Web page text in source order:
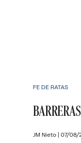
FE DE RATAS
JM Nieto | 07/08/